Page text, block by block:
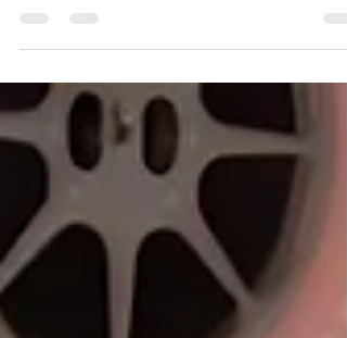
existe.